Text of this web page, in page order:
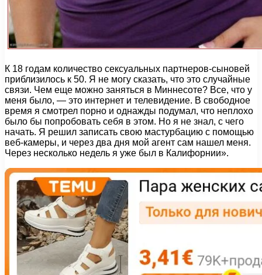
К 18 годам количество сексуальных партнеров-сыновей
приблизилось к 50. Я не могу сказать, что это случайные
связи. Чем еще можно заняться в Миннесоте? Все, что у
меня было, — это интернет и телевидение. В свободное
время я смотрел порно и однажды подумал, что неплохо
было бы попробовать себя в этом. Но я не знал, с чего
начать. Я решил записать свою мастурбацию с помощью
веб-камеры, и через два дня мой агент сам нашел меня.
Через несколько недель я уже был в Калифорнии».